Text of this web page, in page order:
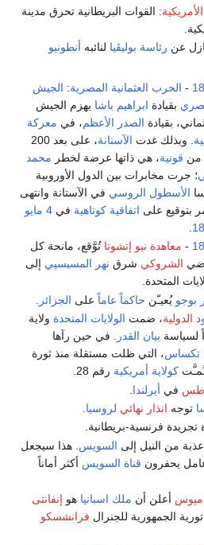
: القوات البريطانية تحرق مدينة
عن رئاسة بوليڤيا لنائبه أنطونيو
- الحرب العثمانية المصرية: الجيش
بقيادة ابراهيم باشا يهزم الجيش
بقيادة الصدر الأعظم، في معركة
. وبذلك غدت الآستانة
، على بعد 200
من قونية، هي ذاتها عرضة لخطر محمد
؛ جرت مخابرات بين الدول الأوروبية
الأسطول الروسي في الآستانة وانتهى
بتوقيع على اتفاقية كوتاهية في 4 مايو
- معاهدة نيو إتشوتا تُوَّقع، مانحة كل
الشروكي شرق نهر المسيسپي إلى
المتحدة.
بوجو يُعيـّن حاكماً عاماً على الجزائر
الدولية، ضمت الولايات المتحدة ولاية
لسياسة بيان القدر . في حين رآها
تكساس، التي ظلت مستقلة منذ ثورة
كولاية أمريكية رقم 28.
في أيرلندا
توجه انذار نهائي لروسيا
تجريدة فرنسية-بريطانية.
من النيل إلى السويس . هذا سيجعل
قناة السويس أكثر أماناً
أعلن أن ملك اسبانيا هو إنفانتى
الجمهورية للجنرال فرانشسكو